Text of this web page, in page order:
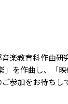
楽教育科作曲研
」を作曲し、「
参加をお待ちし